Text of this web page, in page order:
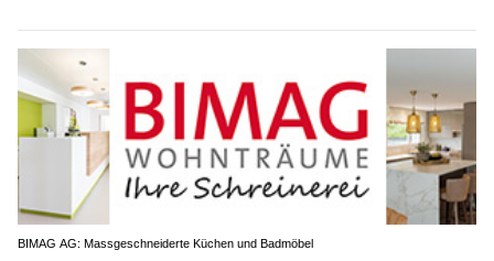
BIMAG AG: Massgeschneiderte Küchen und Badmöbel